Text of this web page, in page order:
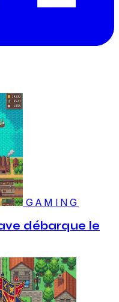
GAMING
débarque le